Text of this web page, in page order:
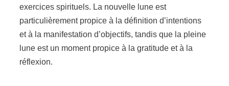
exercices spirituels. La nouvelle lune est
particulièrement propice à la définition d’intentions
et à la manifestation d’objectifs, tandis que la pleine
lune est un moment propice à la gratitude et à la
réflexion.